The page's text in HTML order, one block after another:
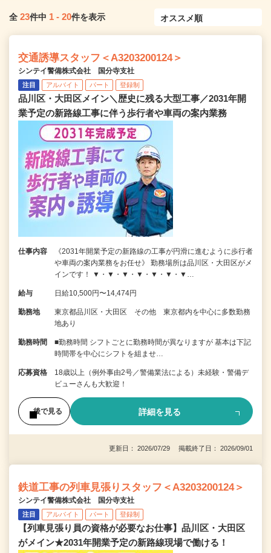
全 23件中 1 - 20件を表示
交通誘導スタッフ＜A3203200124＞
シンテイ警備株式会社 国分寺支社
注目 アルバイト パート 登録制
品川区・大田区メイン＼歴史に残る大型工事／2031年開
業予定の新路線工事に伴う歩行者や車両の案内業務
仕事内容
《2031年開業予定の新路線の工事が円滑に進むように歩行者
や車両の案内業務をお任せ》 勤務場所は品川区・大田区がメ
インです！ ▼・▼・▼・▼・▼・▼・▼…
給与 日給10,500円〜14,474円
勤務地
東京都品川区・大田区 その他 東京都内を中心に多数勤務
地あり
勤務時間
■勤務時間 シフトごとに勤務時間が異なりますが 基本は下記
時間帯を中心にシフトを組ませ…
応募資格
18歳以上（例外事由2号／警備業法による）未経験・警備デ
ビューさんも大歓迎！
後で見る 詳細を見る
更新日： 2026/07/29 掲載終了日： 2026/09/01
鉄道工事の列車見張りスタッフ＜A3203200124＞
シンテイ警備株式会社 国分寺支社
注目 アルバイト パート 登録制
【列車見張り員の資格が必要なお仕事】品川区・大田区
がメイン★2031年開業予定の新路線現場で働ける！